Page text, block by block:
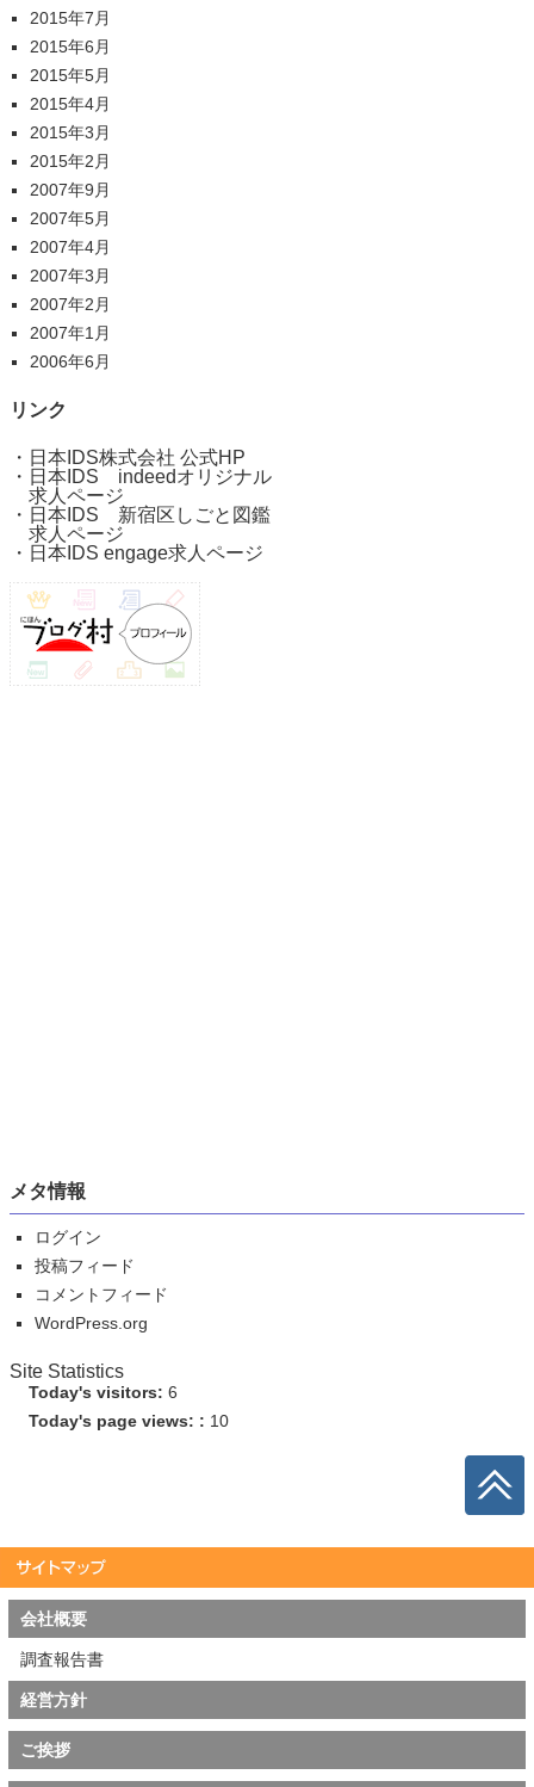
2015年7月
2015年6月
2015年5月
2015年4月
2015年3月
2015年2月
2007年9月
2007年5月
2007年4月
2007年3月
2007年2月
2007年1月
2006年6月
リンク
・ 日本IDS株式会社 公式HP
・ 日本IDS indeedオリジナル
求人ページ
・ 日本IDS 新宿区しごと図鑑
求人ページ
・ 日本IDS engage求人ページ
メタ情報
ログイン
投稿フィード
コメントフィード
WordPress.org
Site Statistics
Today's visitors: 6
Today's page views: : 10
会社概要
調査報告書
経営方針
ご挨拶